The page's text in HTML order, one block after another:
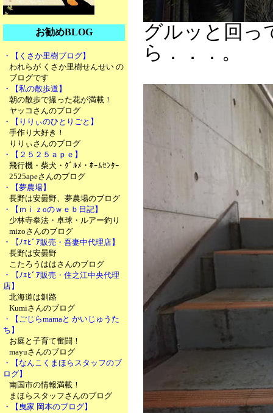
お勧めBLOG
・【くさか里樹ブログ】
われらが くさか里樹せんせい の
ブログです
・【私の散歩道】
朝の散歩で撮った花が満載！
ヤッコさんのブログ
・【りりぃのひとりごと】
手作り大好き！
りりぃさんのブログ
・【２５２５ａｐｅ】
飛行機・柴犬・ｸﾞﾙﾒ・ﾎｰﾑｾﾝﾀｰ
2525apeさんのブログ
・【夢農場】
長野は安曇野、夢農場のブログ
・【ｍｉｚoのｗｅｂ日記】
少林寺拳法・卓球・ルアー釣り
mizoさんのブログ
・【ﾉｴﾋﾞｱ販売・吾妻中代理店】
長野は安曇野
こたろうははさんのブログ
・【ﾉｴﾋﾞｱ販売・住之江中央代理
店】
北海道は釧路
Kumiさんのブログ
・【ごじらmamaと かいじゅうた
ち】
お庭と子育て奮闘！
mayuさんのブログ
・【なんこくまほらスタッフのブ
ログ】
南国市の情報満載！
まほらスタッフさんのブログ
・【曳家 岡本のブログ】
グルッと回っ
ら．．．。